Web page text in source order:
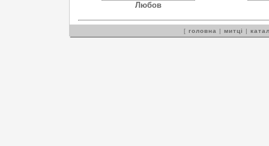
Любов
[ головна | митці |